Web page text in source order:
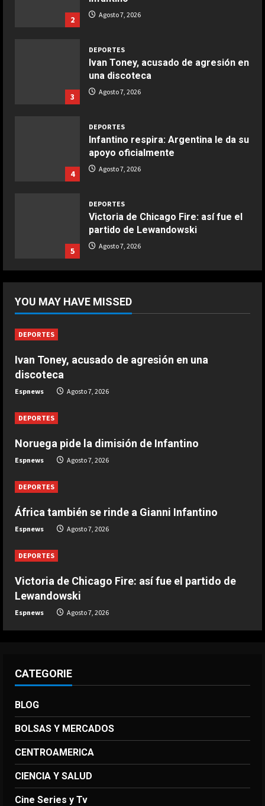
Ensalada de espinacas deliciosa
COCINA
aire
COCINA
Buñuelos de alcachofas
5
COCINA
Ternera guisada con senderuelas
2 Agosto 7, 2026
3
DEPORTES
Ivan Toney, acusado de agresión en
una discoteca
Agosto 7, 2026
4
DEPORTES
Infantino respira: Argentina le da su
apoyo oficialmente
Agosto 7, 2026
5
DEPORTES
Victoria de Chicago Fire: así fue el
partido de Lewandowski
Agosto 7, 2026
DEPORTES
Infantino
DEPORTES
Ivan Toney, acusado de agresión en
una discoteca
DEPORTES
Infantino respira: Argentina le da su
DEPORTES
partido de Lewandowski
Agosto 7, 2026
YOU MAY HAVE MISSED
DEPORTES
Ivan Toney, acusado de agresión en una
discoteca
Espnews Agosto 7, 2026
DEPORTES
Noruega pide la dimisión de Infantino
Espnews Agosto 7, 2026
DEPORTES
África también se rinde a Gianni Infantino
Espnews Agosto 7, 2026
DEPORTES
Victoria de Chicago Fire: así fue el partido de
Lewandowski
Espnews Agosto 7, 2026
CATEGORIE
BLOG
BOLSAS Y MERCADOS
CENTROAMERICA
CIENCIA Y SALUD
Cine Series y Tv